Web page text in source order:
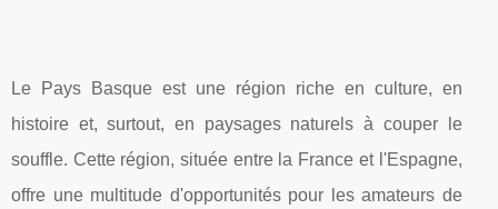
Le Pays Basque est une région riche en culture, en
histoire et, surtout, en paysages naturels à couper le
souffle. Cette région, située entre la France et l'Espagne,
offre une multitude d'opportunités pour les amateurs de